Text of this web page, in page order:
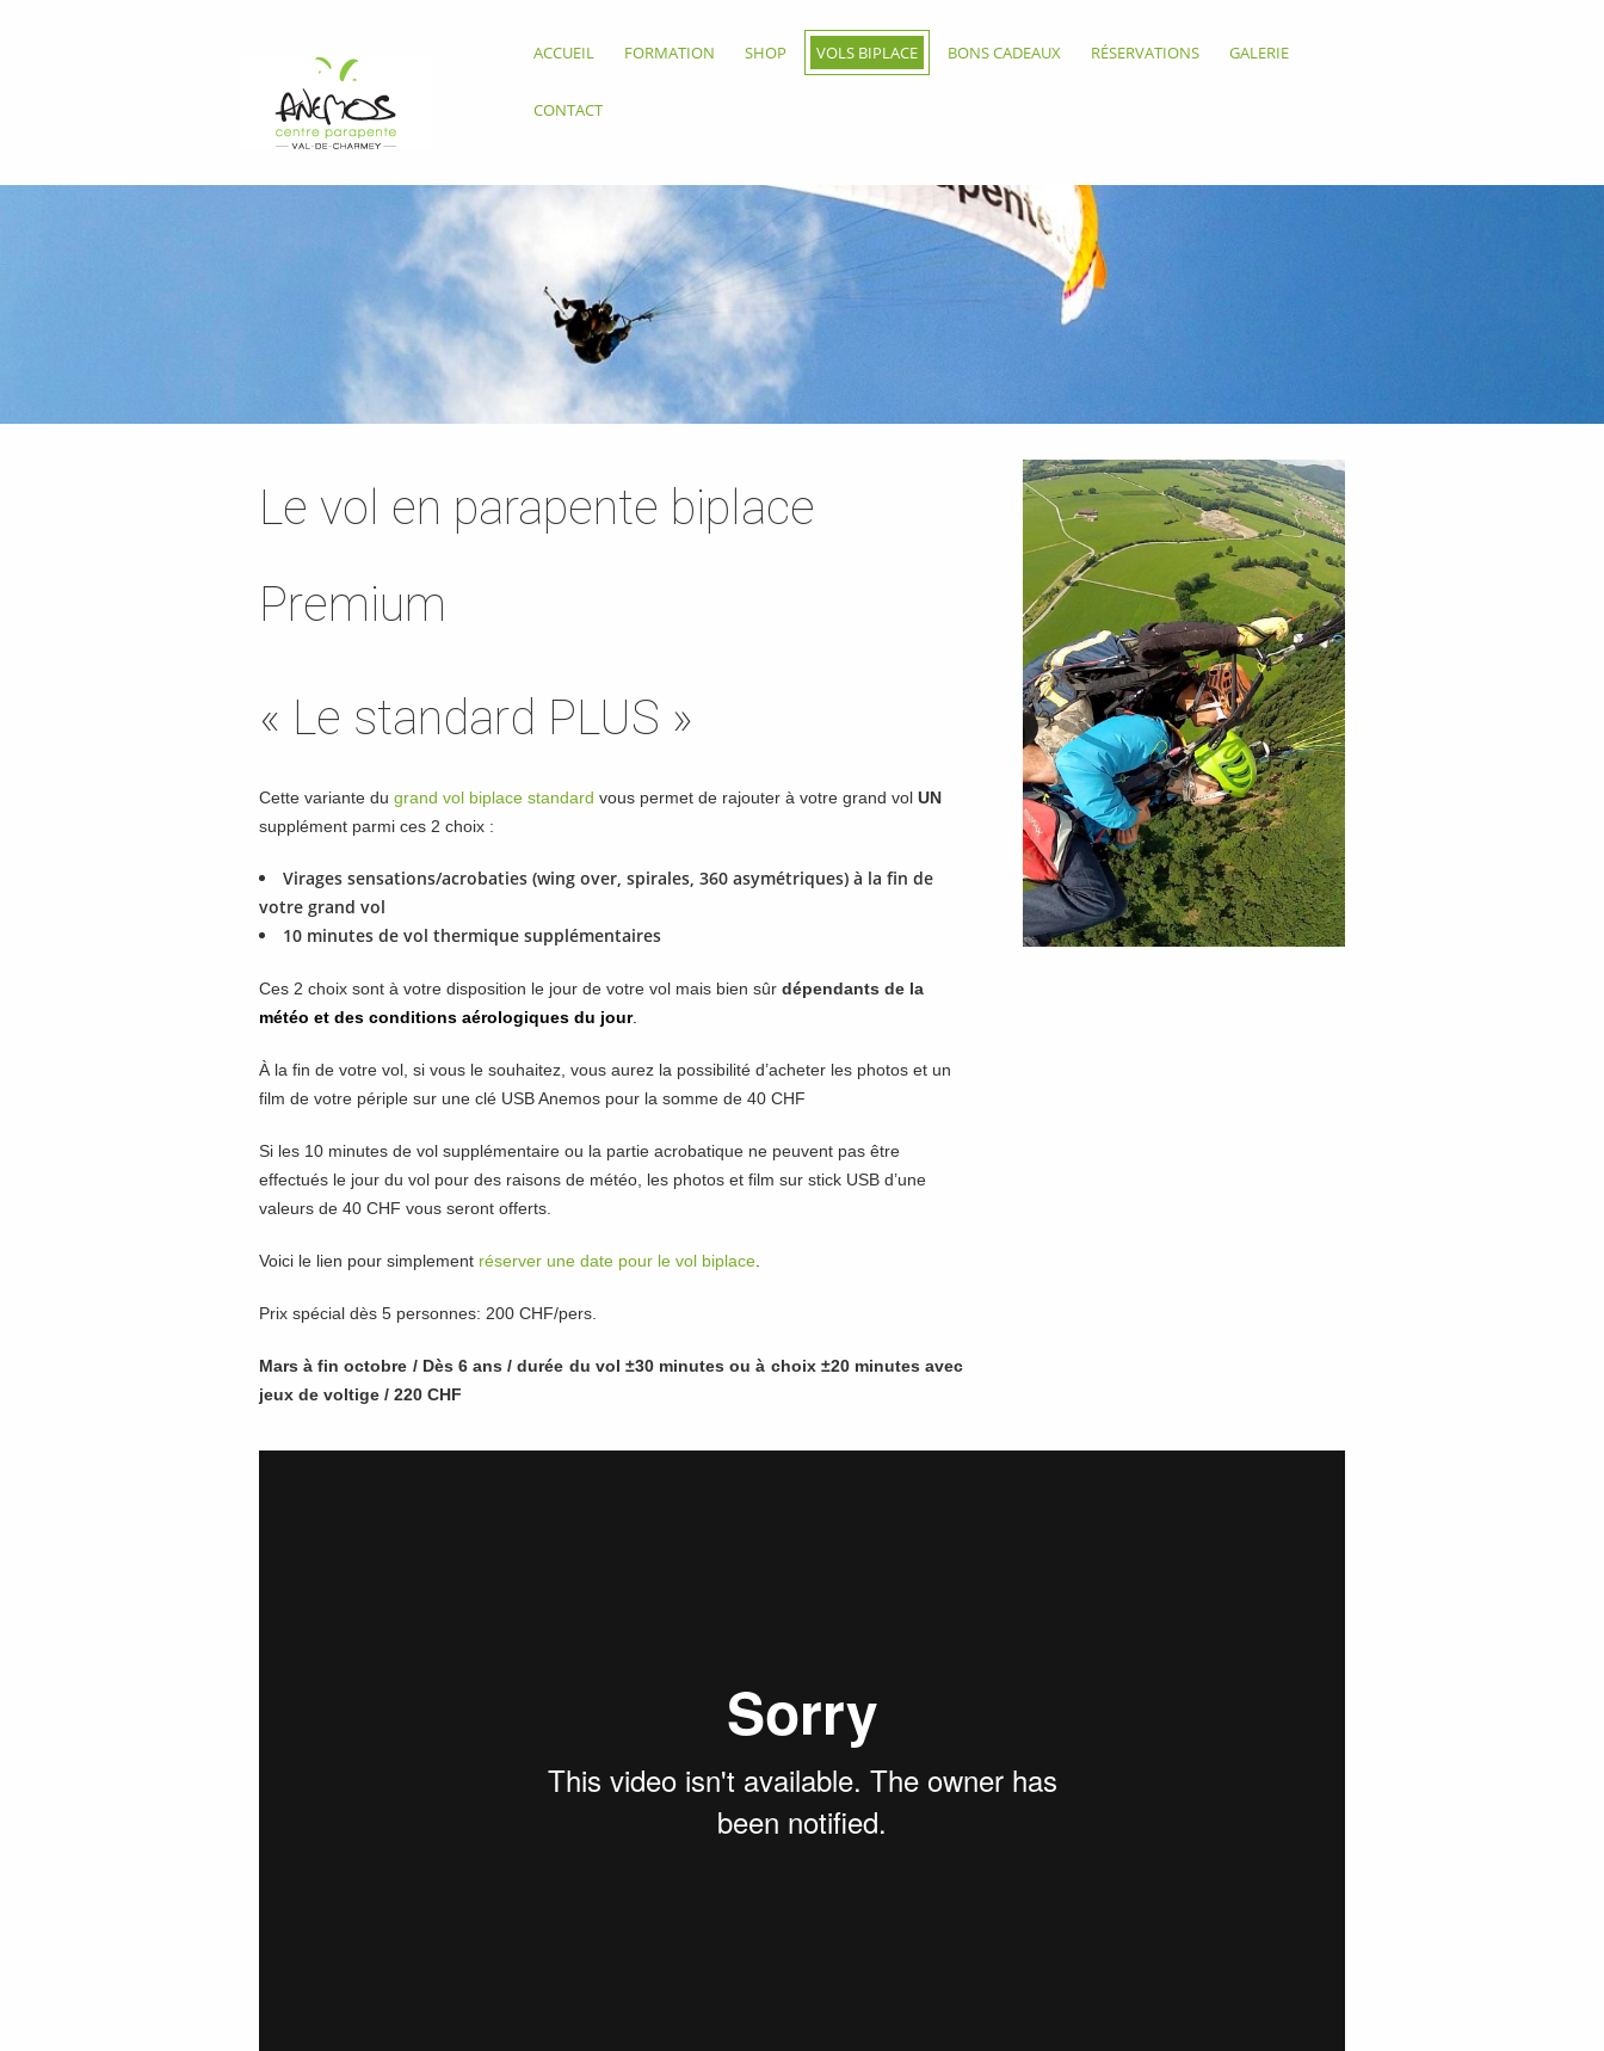
ACCUEIL FORMATION SHOP VOLS BIPLACE BONS CADEAUX RÉSERVATIONS GALERIE
CONTACT
Le vol en parapente biplace
Premium
« Le standard PLUS »
Cette variante du grand vol biplace standard vous permet de rajouter à votre grand vol UN
supplément parmi ces 2 choix :
Virages sensations/acrobaties (wing over, spirales, 360 asymétriques) à la fin de
votre grand vol
10 minutes de vol thermique supplémentaires
Ces 2 choix sont à votre disposition le jour de votre vol mais bien sûr dépendants de la
météo et des conditions aérologiques du jour.
À la fin de votre vol, si vous le souhaitez, vous aurez la possibilité d’acheter les photos et un
film de votre périple sur une clé USB Anemos pour la somme de 40 CHF
Si les 10 minutes de vol supplémentaire ou la partie acrobatique ne peuvent pas être
effectués le jour du vol pour des raisons de météo, les photos et film sur stick USB d’une
valeurs de 40 CHF vous seront offerts.
Voici le lien pour simplement réserver une date pour le vol biplace
Prix spécial dès 5 personnes: 200 CHF/pers.
Mars à fin octobre / Dès 6 ans / durée du vol ±30 minutes ou à choix ±20 minutes avec
jeux de voltige / 220 CHF